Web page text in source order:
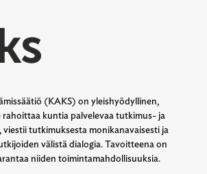
(KAKS) on yleishyödyllinen,
rahoittaa kuntia palvelevaa tutkimus- ja
tutkimuksesta monikanavaisesti ja
välistä dialogia. Tavoitteena on
niiden toimintamahdollisuuksia.